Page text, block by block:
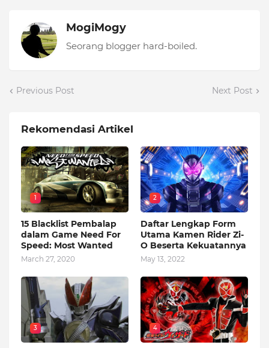
MogiMogy
Seorang blogger hard-boiled.
Previous Post Next Post
Rekomendasi Artikel
1
15 Blacklist Pembalap
dalam Game Need For
Speed: Most Wanted
March 27, 2020
2
Daftar Lengkap Form
Utama Kamen Rider Zi-
O Beserta Kekuatannya
May 13, 2022
3 4